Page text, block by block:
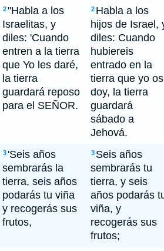
2"Habla a los
Israelitas, y
diles: 'Cuando
entren a la tierra
que Yo les daré,
la tierra
guardará reposo
para el SEÑOR.
2 Habla a los
hijos de Israel,
diles: Cuando
hubiereis
entrado en la
tierra que yo os
doy, la tierra
guardará
sábado a
Jehová.
3 'Seis años
sembrarás la
tierra, seis años
podarás tu viña
y recogerás sus
frutos,
3 Seis años
sembrarás tu
tierra, y seis
años podarás
viña, y
recogerás sus
frutos;